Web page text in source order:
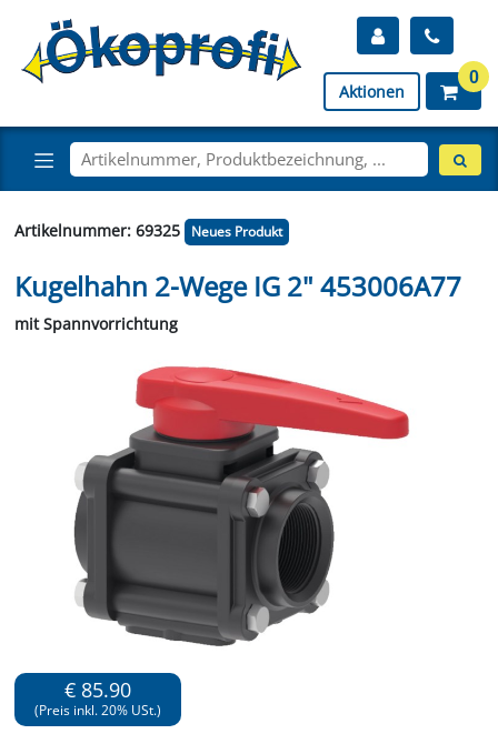
Aktionen
0
Artikelnummer: 69325 Neues Produkt
Kugelhahn 2-Wege IG 2" 453006A77
mit Spannvorrichtung
€ 85.90
(Preis inkl. 20% USt.)